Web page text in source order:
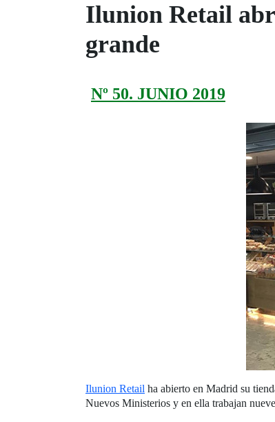
Ilunion Retail
grande
Nº 50. JUNIO 2019
Ilunion Retail ha abierto en Madrid su
Nuevos Ministerios y en ella trabajan